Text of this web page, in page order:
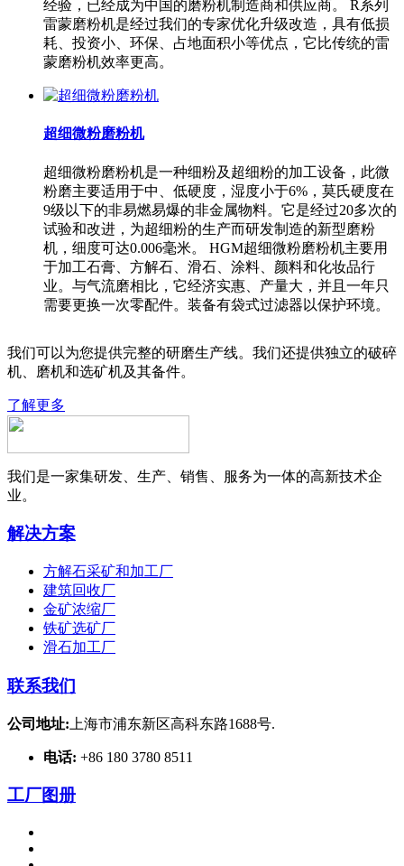
经验，已经成为中国的磨粉机制造商和供应商。 R系列
雷蒙磨粉机是经过我们的专家优化升级改造，具有低损
耗、投资小、环保、占地面积小等优点，它比传统的雷
蒙磨粉机效率更高。
超细微粉磨粉机
超细微粉磨粉机是一种细粉及超细粉的加工设备，此微
粉磨主要适用于中、低硬度，湿度小于6%，莫氏硬度在
9级以下的非易燃易爆的非金属物料。它是经过20多次的
试验和改进，为超细粉的生产而研发制造的新型磨粉
机，细度可达0.006毫米。 HGM超细微粉磨粉机主要用
于加工石膏、方解石、滑石、涂料、颜料和化妆品行
业。与气流磨相比，它经济实惠、产量大，并且一年只
需要更换一次零配件。装备有袋式过滤器以保护环境。
我们可以为您提供完整的研磨生产线。我们还提供独立的破碎
机、磨机和选矿机及其备件。
了解更多
我们是一家集研发、生产、销售、服务为一体的高新技术企
业。
解决方案
方解石采矿和加工厂
建筑回收厂
金矿浓缩厂
铁矿选矿厂
滑石加工厂
联系我们
公司地址: 上海市浦东新区高科东路1688号.
电话: +86 180 3780 8511
工厂图册